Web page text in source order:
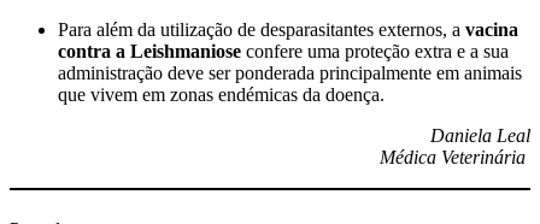
Para além da utilização de desparasitantes externos, a vacina
contra a Leishmaniose confere uma proteção extra e a sua
administração deve ser ponderada principalmente em animais
que vivem em zonas endémicas da doença.
Daniela Leal
Médica Veterinária